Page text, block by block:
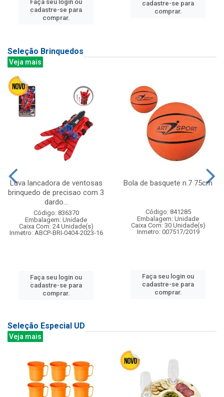
Faça seu login ou
cadastre-se para
comprar.
cadastre-se para
comprar.
Seleção Brinquedos
Veja mais
Luva lancadora de ventosas
brinquedo de precisao com 3
dardo...
Código: 836370
Embalagem: Unidade
Caixa Com: 24 Unidade(s)
Inmetro: ABCP-BRI-0404-2023-16
Faça seu login ou
cadastre-se para
comprar.
Bola de basquete n.7 75cm
Código: 841285
Embalagem: Unidade
Caixa Com: 30 Unidade(s)
Inmetro: 007517/2019
Faça seu login ou
cadastre-se para
comprar.
Seleção Especial UD
Veja mais